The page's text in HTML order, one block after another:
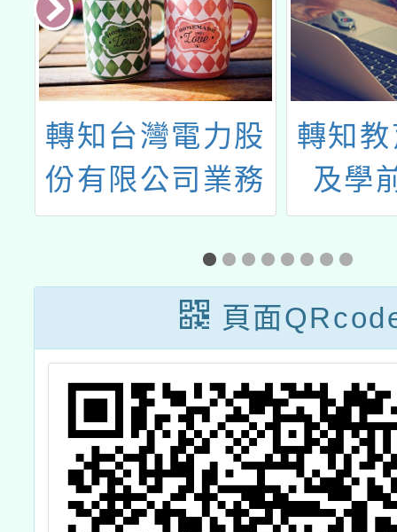
轉知台灣電力股
份有限公司業務
處「校園節電宣
導推廣活動」
轉知
及學
「
接種
接種
年1月
為「
上尚
頁面